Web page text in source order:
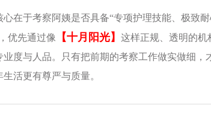
在于考察阿姨是否具备“专项护理技能、极致
优先通过像
【十月阳光】 这样正规、透明的机
度与人品。只有把前期的考察工作做实做细，
活更有尊严与质量。